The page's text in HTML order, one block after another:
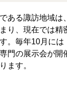
ある諏訪地域は
り、現在では精
。毎年10月には
門の展示会が開
ます。